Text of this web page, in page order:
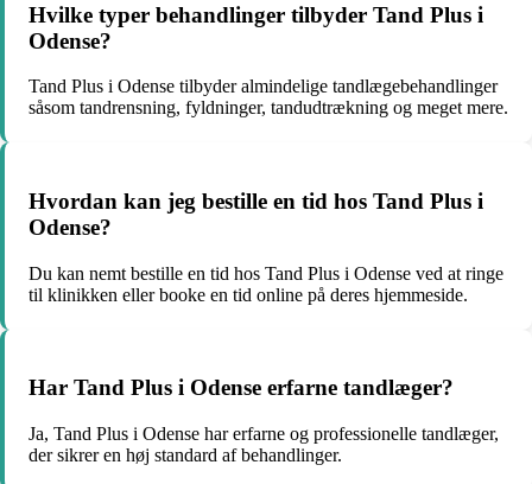
Hvilke typer behandlinger tilbyder Tand Plus i
Odense?
Tand Plus i Odense tilbyder almindelige tandlægebehandlinger
såsom tandrensning, fyldninger, tandudtrækning og meget mere.
Hvordan kan jeg bestille en tid hos Tand Plus i
Odense?
Du kan nemt bestille en tid hos Tand Plus i Odense ved at ringe
til klinikken eller booke en tid online på deres hjemmeside.
Har Tand Plus i Odense erfarne tandlæger?
Ja, Tand Plus i Odense har erfarne og professionelle tandlæger,
der sikrer en høj standard af behandlinger.